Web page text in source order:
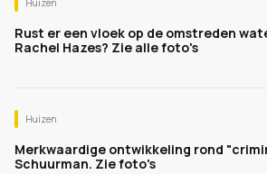
Huizen
Rust er een vloek op de omstreden
Rachel Hazes? Zie alle foto's
Huizen
Merkwaardige ontwikkeling rond
Schuurman. Zie foto's